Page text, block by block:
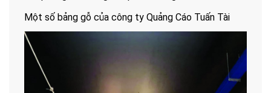
Một số bảng gỗ của công ty Quảng Cáo Tuấn Tài